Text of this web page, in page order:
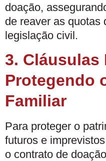
doação,
de reaver as quotas
legislação civil.
3. Cláusulas
Protegendo
Familiar
Para proteger o
futuros e
o contrato de